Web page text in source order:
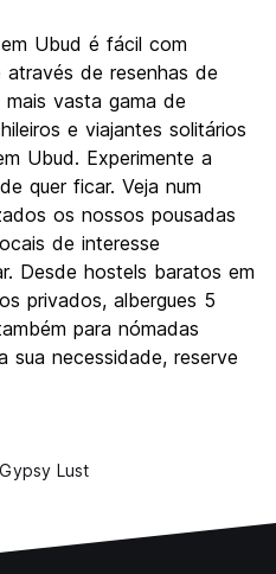
7.7
7.8
Ubud é fácil com
através de resenhas de
vasta gama de
e viajantes solitários
Ubud. Experimente a
quer ficar. Veja num
os nossos pousadas
de interesse
Desde hostels baratos em
privados, albergues 5
para nómadas
sua necessidade, reserve
Gypsy Lust